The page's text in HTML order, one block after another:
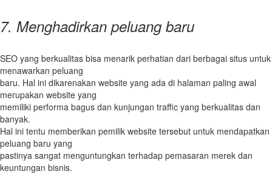
7. Menghadirkan peluang baru
SEO yang berkualitas bisa menarik perhatian dari berbagai situs untuk
menawarkan peluang
baru. Hal ini dikarenakan website yang ada di halaman paling awal
merupakan website yang
memiliki performa bagus dan kunjungan traffic yang berkualitas dan
banyak.
Hal ini tentu memberikan pemilik website tersebut untuk mendapatkan
peluang baru yang
pastinya sangat menguntungkan terhadap pemasaran merek dan
keuntungan bisnis.